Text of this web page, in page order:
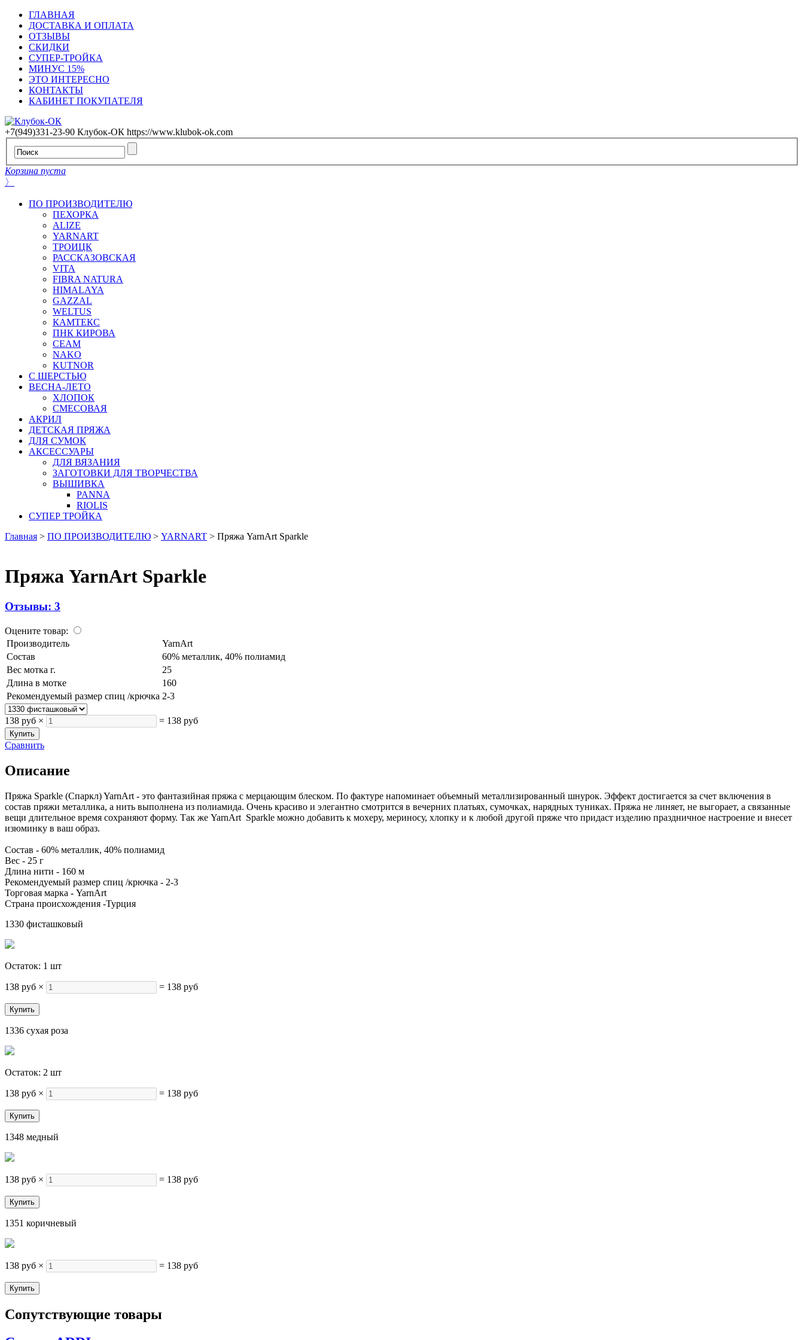
ГЛАВНАЯ
ДОСТАВКА И ОПЛАТА
ОТЗЫВЫ
СКИДКИ
СУПЕР-ТРОЙКА
МИНУС 15%
ЭТО ИНТЕРЕСНО
КОНТАКТЫ
КАБИНЕТ ПОКУПАТЕЛЯ
+7(949)331-23-90 Клубок-ОК https://www.klubok-ok.com
Корзина пуста
〉
ПО ПРОИЗВОДИТЕЛЮ
ПЕХОРКА
ALIZE
YARNART
ТРОИЦК
РАССКАЗОВСКАЯ
VITA
FIBRA NATURA
HIMALAYA
GAZZAL
WELTUS
КАМТЕКС
ПНК КИРОВА
СЕАМ
NAKO
KUTNOR
С ШЕРСТЬЮ
ВЕСНА-ЛЕТО
ХЛОПОК
СМЕСОВАЯ
АКРИЛ
ДЕТСКАЯ ПРЯЖА
ДЛЯ СУМОК
АКСЕССУАРЫ
ДЛЯ ВЯЗАНИЯ
ЗАГОТОВКИ ДЛЯ ТВОРЧЕСТВА
ВЫШИВКА
PANNA
RIOLIS
СУПЕР ТРОЙКА
Главная > ПО ПРОИЗВОДИТЕЛЮ > YARNART > Пряжа YarnArt Sparkle
Пряжа YarnArt Sparkle
Отзывы: 3
Оцените товар:
Производитель
YarnArt
Состав
60% металлик, 40% полиамид
Вес мотка г.
25
Длина в мотке
160
Рекомендуемый размер спиц /крючка 2-3
138 руб × = 138 руб
Сравнить
Описание
Пряжа Sparkle (Спаркл) YarnArt - это фантазийная пряжа с мерцающим блеском. По фактуре напоминает объемный металлизированный шнурок. Эффект достигается за счет включения в
состав пряжи металлика, а нить выполнена из полиамида. Очень красиво и элегантно смотрится в вечерних платьях, сумочках, нарядных туниках. Пряжа не линяет, не выгорает, а связанные
вещи длительное время сохраняют форму. Так же YarnArt Sparkle можно добавить к мохеру, мериносу, хлопку и к любой другой пряже что придаст изделию праздничное настроение и внесет
изюминку в ваш образ.
Состав - 60% металлик, 40% полиамид
Вес - 25 г
Длина нити - 160 м
Рекомендуемый размер спиц /крючка - 2-3
Торговая марка - YarnArt
Страна происхождения -Турция
1330 фисташковый
Остаток: 1 шт
138 руб × = 138 руб
1336 сухая роза
Остаток: 2 шт
138 руб × = 138 руб
1348 медный
138 руб × = 138 руб
1351 коричневый
138 руб × = 138 руб
Сопутствующие товары